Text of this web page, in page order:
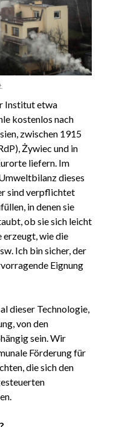
Institut etwa
kostenlos nach
zwischen 1915
Żywiec und in
liefern. Im
dieses
sind verpflichtet
in denen sie
ob sie sich leicht
erzeugt, wie die
Ich bin sicher, der
Eignung
dieser Technologie,
von den
sein. Wir
Förderung für
die sich den